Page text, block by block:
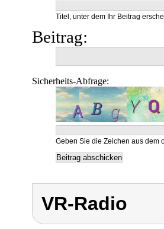
Titel, unter dem Ihr Beitrag
Beitrag:
Sicherheits-Abfrage:
Geben Sie die Zeichen aus dem
VR-Radio